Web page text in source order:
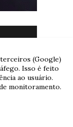
(Google)
Isso é feito
ao usuário.
monitoramento.